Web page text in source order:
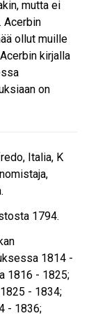
mutta ei
Acerbin
ollut muille
kirjalla
on
Italia, K
1794.
1814 -
1816 - 1825;
- 1834;
- 1836;